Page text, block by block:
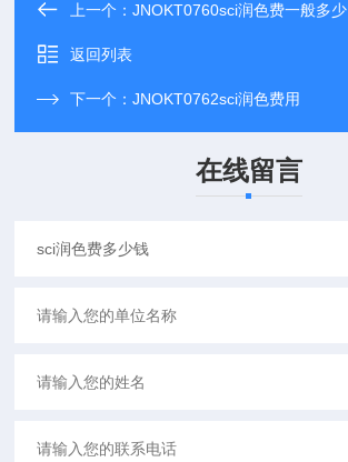
上一个：JNOKT0760sci润色费一般多少
返回列表
下一个：JNOKT0762sci润色费用
在线留言